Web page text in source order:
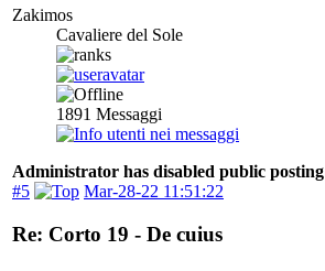
Zakimos
Cavaliere del Sole
1891 Messaggi
Administrator has disabled public posting
#5
Mar-28-22 11:51:22
Re: Corto 19 - De cuius